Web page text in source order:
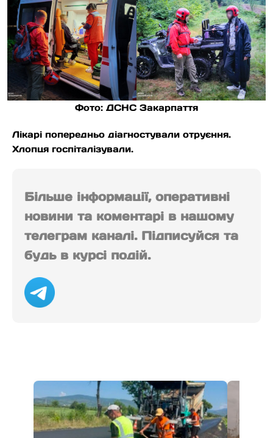
Фото: ДСНС Закарпаття
Лікарі попередньо діагностували отруєння.
Хлопця госпіталізували.
Більше інформації, оперативні
новини та коментарі в нашому
телеграм каналі. Підписуйся та
будь в курсі подій.